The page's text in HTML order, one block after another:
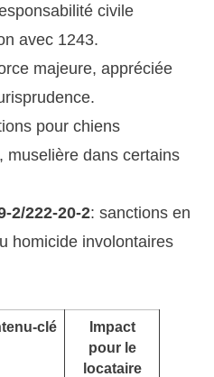
civile
avec 1243.
majeure, appréciée
pour chiens
muselière dans certains
2/222-20-2: sanctions en
homicide involontaires
clé
Impact
pour le
locataire